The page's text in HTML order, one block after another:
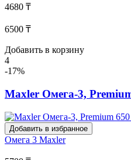
4680 ₸
6500 ₸
Добавить в корзину
4
-17%
Maxler Омега-3,
Добавить в избранное
Омега 3 Maxler